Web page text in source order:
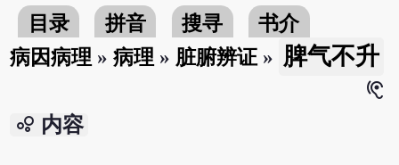
目录 拼音 搜寻
书介
病因病理 »病理 » 脏腑辨证 » 脾气不升
hearing
bubble_chart 内容